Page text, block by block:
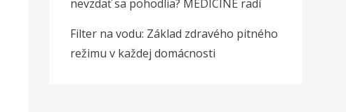
nevzdať sa pohodlia? MEDICINE radí
Filter na vodu: Základ zdravého pitného
režimu v každej domácnosti